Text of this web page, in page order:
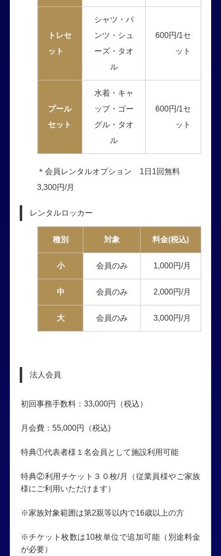
トレセ
ット
シャツ・パ
ンツ・シュ
ーズ・タオ
ル
600円/1セ
ット
プール
セット
水着・キャ
ップ・ゴー
グル・タオ
ル
600円/1セ
ット
＊会員レンタルオプション 1日1回無料
3,300円/月
レンタルロッカー
種別 対象 料金(税込)
小 会員のみ 1,000円/月
中 会員のみ 2,000円/月
大 会員のみ 3,000円/月
法人会員
初回事務手数料：33,000円（税込）
月会費：55,000円（税込)
特典①代表者様１名会員として施設利用可能
特典②利用チケット３０枚/月（従業員様やご家族
様にご利用いただけます）
※家族対象範囲は第2親等以内で16歳以上の方
※チケット枚数は10枚単位で追加可能（別途料金
が必要）